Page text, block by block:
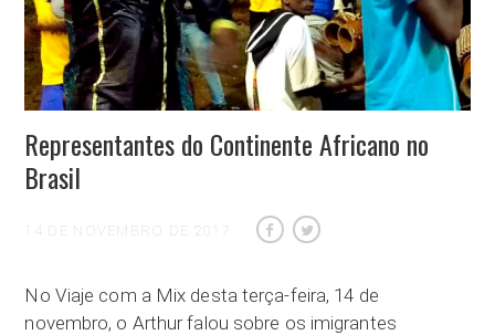
Representantes do Continente Africano no
Brasil
14 DE NOVEMBRO DE 2017
No Viaje com a Mix desta terça-feira, 14 de
novembro, o Arthur falou sobre os imigrantes